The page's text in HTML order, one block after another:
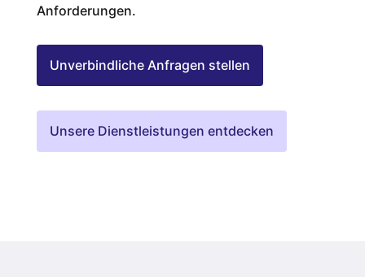
Anforderungen.
Unverbindliche Anfragen stellen
Unsere Dienstleistungen entdecken